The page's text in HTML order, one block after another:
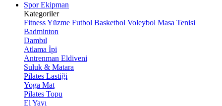
Spor Ekipman
Kategoriler
FitnessYüzme Futbol Basketbol Voleybol Masa Tenisi
Badminton
Dambıl
Atlama İpi
Antrenman Eldiveni
Suluk & Matara
Pilates Lastiği
Yoga Mat
Pilates Topu
El Yayı